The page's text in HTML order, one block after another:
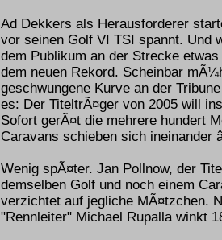
Ad Dekkers als Herausforderer
vor seinen Golf VI TSI spannt. Und
dem Publikum an der Strecke
dem neuen Rekord. Scheinbar
geschwungene Kurve an der
es: Der TiteltrÃ¤ger von 2005 will
Sofort gerÃ¤t die mehrere hundert
Caravans schieben sich ineinander
Wenig spÃ¤ter. Jan Pollnow, der
demselben Golf und noch einem
verzichtet auf jegliche MÃ¤tzchen.
"Rennleiter" Michael Rupalla winkt